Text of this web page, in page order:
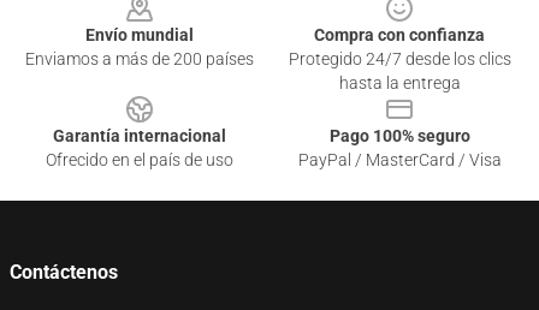
Envío mundial
Enviamos a más de 200 países
Compra con confianza
Protegido 24/7 desde los clics
hasta la entrega
Garantía internacional
Ofrecido en el país de uso
Pago 100% seguro
PayPal / MasterCard / Visa
Contáctenos